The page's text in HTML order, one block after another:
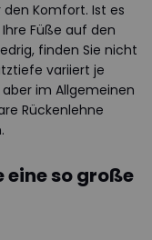
Komfort. Ist es
Füße auf den
finden Sie nicht
variiert je
im Allgemeinen
Rückenlehne
so große